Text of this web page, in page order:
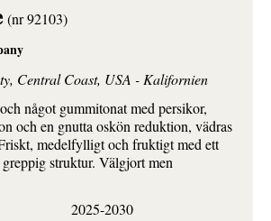
(nr 92103)
Central Coast, USA - Kalifornien
något gummitonat med persikor,
och en gnutta oskön reduktion, vädras
medelfylligt och fruktigt med ett
struktur. Välgjort men
2025-2030